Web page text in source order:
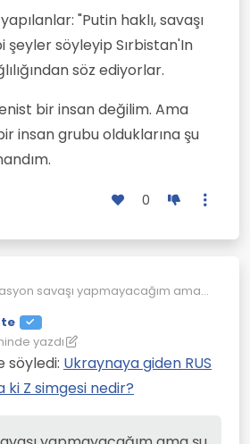
"Putin haklı, savaşı
şeyler söyleyip Sırbistan'In
söz ediyorlar.
bir insan değilim. Ama
insan grubu olduklarına şu
0
savaşı yapmayacağım ama
haber izledim: Araçalra Putin
asmışlar, DUvarlara Putin resmi
röportaj yapılanlar: "Putin haklı,
NATO çıkarttı" gibi şeyler söyleyip
Rusya'ya olan bağlılığından söz
ırkçı şovenist bir insan değilim.
yazdı
söyledi: Ukraynaya giden RUS
ki Z simgesi nedir?